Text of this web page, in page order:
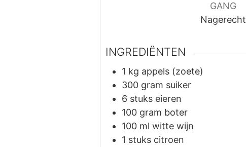
GANG
Nagerecht
INGREDIËNTEN
1 kg appels (zoete)
300 gram suiker
6 stuks eieren
100 gram boter
100 ml witte wijn
1 stuks citroen